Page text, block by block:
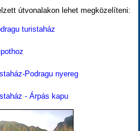
útvonalakon lehet megközelíteni:
turistaház
Podragu nyereg
- Árpás kapu